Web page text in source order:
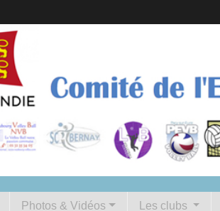
Photos & Vidéos Les clubs